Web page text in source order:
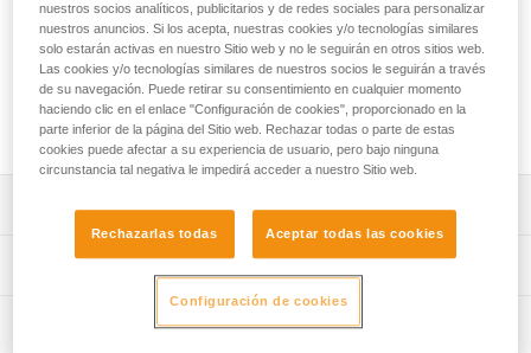
Etiquetas autoadhesivas reflectantes para los cascos
VERTEX y ALVEO
Etiquetas autoadhesivas reflectantes para aumentar la
visibilidad de los cascos VERTEX y ALVEO
Hoja de cuatro etiquetas autoadhesivas reflectantes
precortadas para aumentar la visibilidad.
Características técnicas
Características por referencia
Información técnica
nuestros socios analíticos, publicitarios y de redes sociales para personalizar
nuestros anuncios. Si los acepta, nuestras cookies y/o tecnologías similares
solo estarán activas en nuestro Sitio web y no le seguirán en otros sitios web.
Las cookies y/o tecnologías similares de nuestros socios le seguirán a través
de su navegación. Puede retirar su consentimiento en cualquier momento
haciendo clic en el enlace "Configuración de cookies", proporcionado en la
parte inferior de la página del Sitio web. Rechazar todas o parte de estas
cookies puede afectar a su experiencia de usuario, pero bajo ninguna
circunstancia tal negativa le impedirá acceder a nuestro Sitio web.
Rechazarlas todas Aceptar todas las cookies
Configuración de cookies